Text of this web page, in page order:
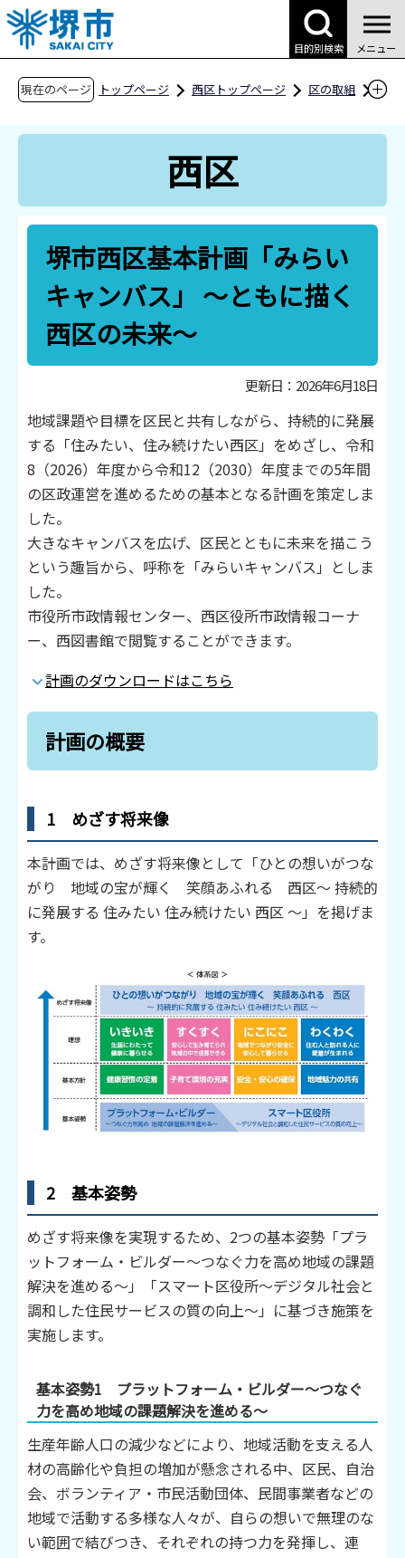
こ
の
ペ
目的別検索 メニュー
現在のページ トップページ 西区トップページ
区の取組
西区
堺市西区基本計画「みらい
キャンバス」 ～ともに描く
西区の未来～
更新日：2026年6月18日
地域課題や目標を区民と共有しながら、持続的に発展
する「住みたい、住み続けたい西区」をめざし、令和
8（2026）年度から令和12（2030）年度までの5年間
の区政運営を進めるための基本となる計画を策定しま
した。
大きなキャンバスを広げ、区民とともに未来を描こう
という趣旨から、呼称を「みらいキャンバス」としま
した。
市役所市政情報センター、西区役所市政情報コーナ
ー、西図書館で閲覧することができます。
計画のダウンロードはこちら
計画の概要
1 めざす将来像
本計画では、めざす将来像として「ひとの想いがつな
がり 地域の宝が輝く 笑顔あふれる 西区～ 持続的
に発展する 住みたい 住み続けたい 西区 ～」を掲げま
す。
2 基本姿勢
めざす将来像を実現するため、2つの基本姿勢「プラ
ットフォーム・ビルダー～つなぐ力を高め地域の課題
解決を進める～」「スマート区役所～デジタル社会と
調和した住民サービスの質の向上～」に基づき施策を
実施します。
基本姿勢1 プラットフォーム・ビルダー～つなぐ
力を高め地域の課題解決を進める～
生産年齢人口の減少などにより、地域活動を支える人
材の高齢化や負担の増加が懸念される中、区民、自治
会、ボランティア・市民活動団体、民間事業者などの
地域で活動する多様な人々が、自らの想いで無理のな
い範囲で結びつき、それぞれの持つ力を発揮し、連